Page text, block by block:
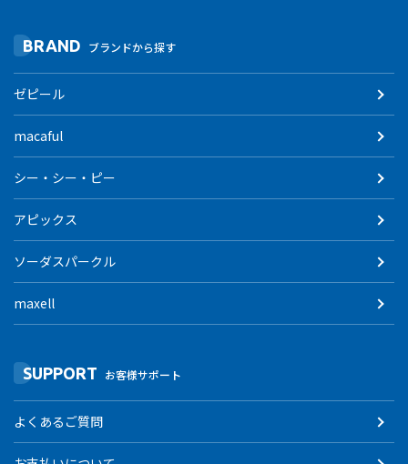
BRAND ブランドから探す
ゼピール
macaful
シー・シー・ピー
アピックス
ソーダスパークル
maxell
SUPPORT お客様サポート
よくあるご質問